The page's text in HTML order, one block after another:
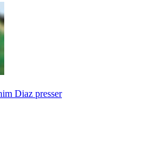
Diaz presser